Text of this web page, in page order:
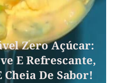
Zero Açúcar:
E Refrescante,
Cheia De Sabor!